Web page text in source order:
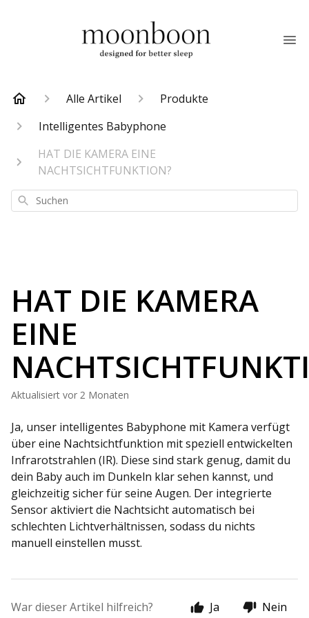
Alle Artikel
Produkte
Intelligentes Babyphone
HAT DIE KAMERA EINE
NACHTSICHTFUNKTION?
Suchen
HAT DIE KAMERA
EINE
Aktualisiert vor 2 Monaten
Ja, unser intelligentes Babyphone mit Kamera verfügt
über eine Nachtsichtfunktion mit speziell entwickelten
Infrarotstrahlen (IR). Diese sind stark genug, damit du
dein Baby auch im Dunkeln klar sehen kannst, und
gleichzeitig sicher für seine Augen. Der integrierte
Sensor aktiviert die Nachtsicht automatisch bei
schlechten Lichtverhältnissen, sodass du nichts
manuell einstellen musst.
War dieser Artikel hilfreich? Ja Nein